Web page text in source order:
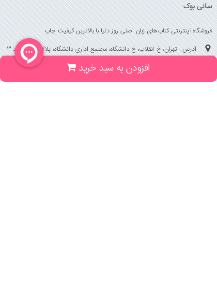
افزودن به سبد خرید
سانی بوک
فروشگاه اینترنتی کتاب‌های زبان اصلی روز دنیا با بالاترین کیفیت چاپ
آدرس : تهران، خ انقلاب، خ دانشگاه، مجتمع اداری دانشگاه، پلاک 158 واحد 3
(جهت خرید حضوری، تلفنی ، پیگیری سفارشات سایت با شماره تلفن 02166175070
تماس حاصل فرمایید)